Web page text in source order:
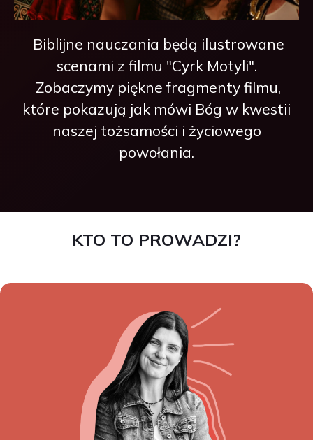
Biblijne nauczania będą ilustrowane
scenami z filmu "Cyrk Motyli".
Zobaczymy piękne fragmenty filmu,
które pokazują jak mówi Bóg w kwestii
naszej tożsamości i życiowego
powołania.
KTO TO PROWADZI?